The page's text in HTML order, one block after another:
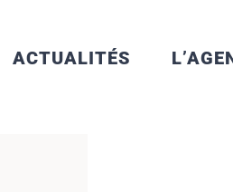
ACTUALITÉS